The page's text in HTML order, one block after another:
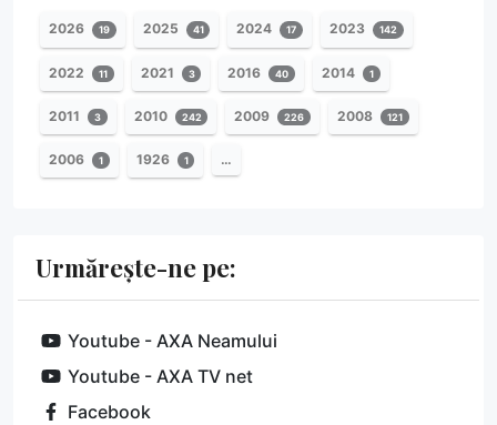
2026 19 2025 41 2024 17 2023 142
2022 11 2021 3 2016 40 2014 1
2011 3 2010 242 2009 226 2008 121
2006 1 1926 1 …
Urmărește-ne pe:
Youtube - AXA Neamului
Youtube - AXA TV net
Facebook